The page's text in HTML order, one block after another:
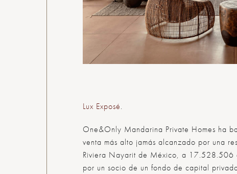
Lux Exposé.
One&Only Mandarina Private Homes ha
venta más alto jamás alcanzado por una
Riviera Nayarit de México, a 17.528.506
por un socio de un fondo de capital